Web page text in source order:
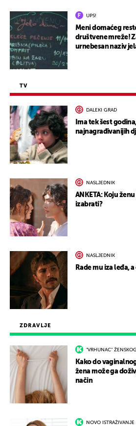
ZDRAVLJE
"VRHUNAC"
Kako do
žena može ga
način
NOVO ISTRAŽIVANJE
UPS!
Meni domaćeg
društvene mreže!
urnebesan naziv
TV
DALEKI GRAD
Ima tek šest
najnagrađivanijih
NASLJEDNIK
ANKETA: Koju
izabrati?
NASLJEDNIK
Rade mu iza leđa,